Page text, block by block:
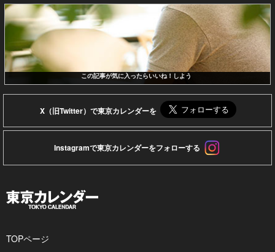
この記事が気に入ったらいいね！しよう
X（旧Twitter）で東京カレンダーを
Instagramで東京カレンダーをフォローする
TOPページ